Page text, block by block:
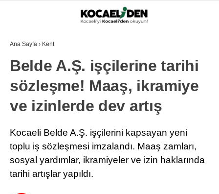
29.4
GALERİ VİDEO
GÜNDEM
EKONOMI
SPOR
MAGAZIN
Ana Sayfa › Kent
Belde A.Ş. işçilerine tarihi
sözleşme! Maaş, ikramiye
ve izinlerde dev artış
Kocaeli Belde A.Ş. işçilerini kapsayan yeni
toplu iş sözleşmesi imzalandı. Maaş zamları,
sosyal yardımlar, ikramiyeler ve izin haklarında
tarihi artışlar yapıldı.